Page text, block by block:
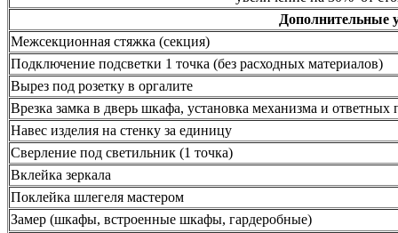
Дополнительные
Межсекционная стяжка (секция)
Подключение подсветки 1 точка (без расходных материалов)
Вырез под розетку в оргалите
Врезка замка в дверь шкафа, установка механизма и ответных
Навес изделия на стенку за единицу
Сверление под светильник (1 точка)
Вклейка зеркала
Поклейка шлегеля мастером
Замер (шкафы, встроенные шкафы, гардеробные)